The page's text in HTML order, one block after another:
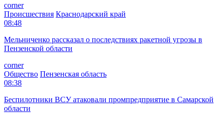
corner
Происшествия Краснодарский край
08:48
Мельниченко рассказал о последствиях ракетной угрозы в
Пензенской области
corner
Общество Пензенская область
08:38
Беспилотники ВСУ атаковали промпредприятие в Самарской
области